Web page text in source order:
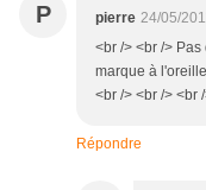
P pierre 24/05/
<br /> <br />
marque à
<br /> <br /> <br
Répondre